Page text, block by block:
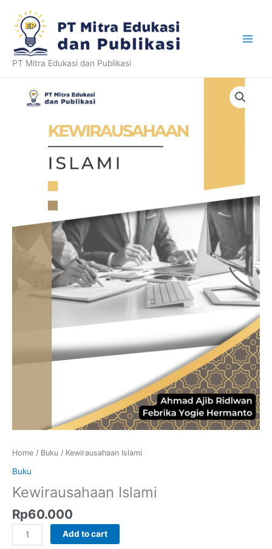
content
PT Mitra Edukasi dan Publikasi
Home / Buku / Kewirausahaan Islami
Buku
Kewirausahaan Islami
Rp60.000
Kewirausahaan
Islami
Add to cart